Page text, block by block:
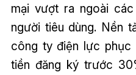
mại vượt ra ngoài
người tiêu dùng. Nền
công ty điện lực phục
tiền đăng ký trước